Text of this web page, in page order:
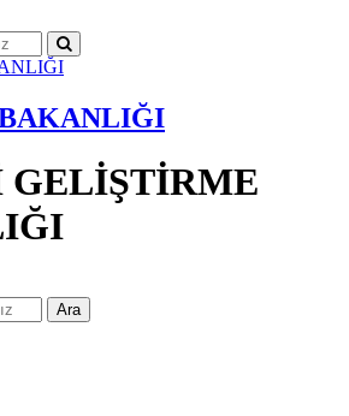
GELİŞTİRME
Ara